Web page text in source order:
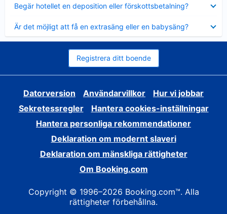
Begär hotellet en deposition eller förskottsbetalning?
mindre
Är det möjligt att få en extrasäng eller en babysäng?
mindre
Registrera ditt boende
Datorversion Användarvillkor
Hur vi jobbar
Sekretessregler
Hantera cookies-inställningar
Hantera personliga rekommendationer
Deklaration om modernt slaveri
Deklaration om mänskliga rättigheter
Om Booking.com
Copyright © 1996–2026 Booking.com™. Alla
rättigheter förbehållna.